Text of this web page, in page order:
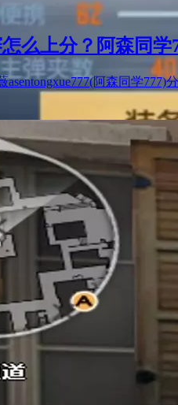
怎么上分？阿森同
asentongxue777(阿森同学